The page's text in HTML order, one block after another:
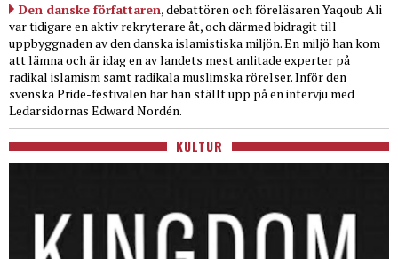
Den danske författaren, debattören och föreläsaren Yaqoub Ali
var tidigare en aktiv rekryterare åt, och därmed bidragit till
uppbyggnaden av den danska islamistiska miljön. En miljö han kom
att lämna och är idag en av landets mest anlitade experter på
radikal islamism samt radikala muslimska rörelser. Inför den
svenska Pride-festivalen har han ställt upp på en intervju med
Ledarsidornas Edward Nordén.
KULTUR